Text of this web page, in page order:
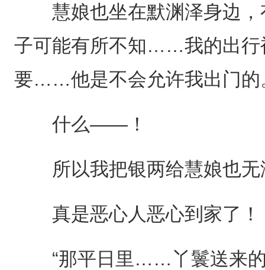
慧娘也坐在默渊泽身边，
子可能有所不知……我的出行
要……他是不会允许我出门的
什么——！
所以我把银两给慧娘也无
真是恶心人恶心到家了！
“那平日里……丫鬟送来的